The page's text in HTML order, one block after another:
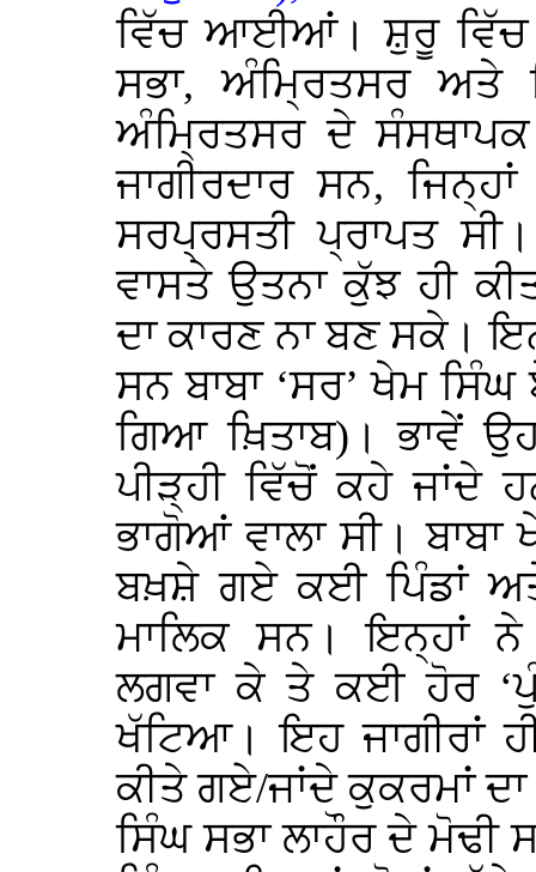
ਵਿੱਚ ਆਈਆਂ। ਸ਼ੁਰੂ ਵਿੱਚ
ਸਭਾ, ਅੰਮ੍ਰਿਤਸਰ ਅਤੇ
ਅੰਮ੍ਰਿਤਸਰ ਦੇ
ਜਾਗੀਰਦਾਰ ਸਨ,
ਸਰਪ੍ਰਸਤੀ ਪ੍ਰਾਪਤ
ਵਾਸਤੇ ਉਤਨਾ ਕੁੱਝ ਹੀ
ਦਾ ਕਾਰਣ ਨਾ ਬਣ ਸਕੇ।
ਸਨ ਬਾਬਾ ‘ਸਰ’ ਖੇਮ ਸਿੰਘ
ਗਿਆ ਖ਼ਿਤਾਬ)। ਭਾਵੇਂ
ਪੀੜ੍ਹੀ ਵਿੱਚੋਂ ਕਹੇ ਜਾਂਦੇ
ਭਾਗੋਆਂ ਵਾਲਾ ਸੀ।
ਬਖ਼ਸ਼ੇ ਗਏ ਕਈ ਪਿੰਡਾਂ
ਮਾਲਿਕ ਸਨ। ਇਨ੍ਹਾਂ ਨੇ
ਲਗਵਾ ਕੇ ਤੇ ਕਈ ਹੋਰ
ਖੱਟਿਆ। ਇਹ ਜਾਗੀਰਾਂ
ਕੀਤੇ ਗਏ/ਜਾਂਦੇ ਕੁਕਰਮਾਂ
ਸਿੰਘ ਸਭਾ ਲਾਹੌਰ ਦੇ ਮੋਢੀ